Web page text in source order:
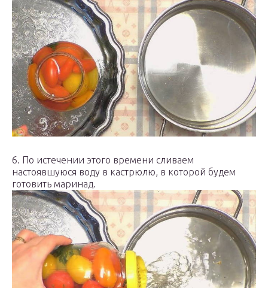
6. По истечении этого времени сливаем
настоявшуюся воду в кастрюлю, в которой будем
готовить маринад.